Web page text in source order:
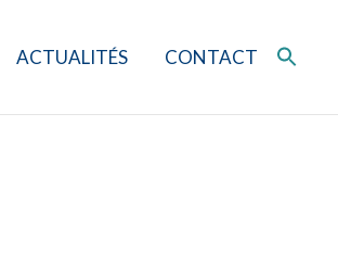
ACTUALITÉS CONTACT